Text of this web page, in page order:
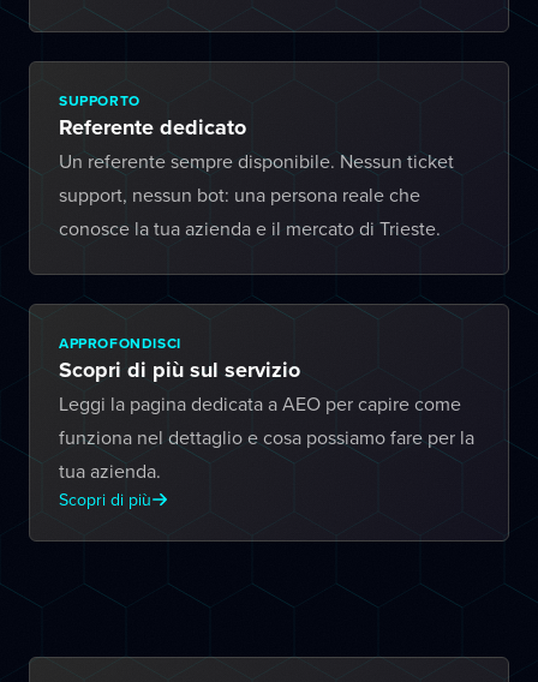
SUPPORTO
Referente dedicato
Un referente sempre disponibile. Nessun ticket
support, nessun bot: una persona reale che
conosce la tua azienda e il mercato di Trieste.
APPROFONDISCI
Scopri di più sul servizio
Leggi la pagina dedicata a AEO per capire come
funziona nel dettaglio e cosa possiamo fare per la
tua azienda.
Scopri di più